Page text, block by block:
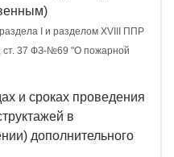
I и разделом XVIII ППР
ст. 37 ФЗ-№69 "О пожарной
и сроках проведения
в
дополнительного